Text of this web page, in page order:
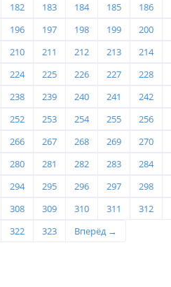
182 183 184 185
186
196 197 198 199
200
210 211 212 213
214
224 225 226 227
228
238 239 240 241
242
252 253 254 255
256
266 267 268 269
270
280 281 282 283
284
294 295 296 297
298
308 309 310 311
312
322 323 Вперёд →